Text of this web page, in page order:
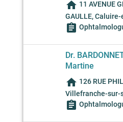
home 11 AVENUE
GAULLE,
assignment
Dr.
Martine
home 126 RUE
Villefranche-sur-
assignment